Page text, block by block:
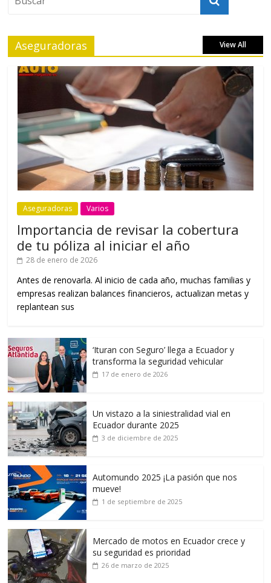
Aseguradoras View All
Aseguradoras Varios
Importancia de revisar la cobertura
de tu póliza al iniciar el año
28 de enero de 2026
Antes de renovarla. Al inicio de cada año, muchas familias y
empresas realizan balances financieros, actualizan metas y
replantean sus
‘Ituran con Seguro’ llega a Ecuador y
transforma la seguridad vehicular
17 de enero de 2026
Un vistazo a la siniestralidad vial en
Ecuador durante 2025
3 de diciembre de 2025
Automundo 2025 ¡La pasión que nos
mueve!
1 de septiembre de 2025
Mercado de motos en Ecuador crece y
su seguridad es prioridad
26 de marzo de 2025